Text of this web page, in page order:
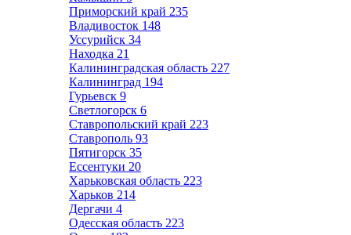
Приморский край 235
Владивосток 148
Уссурийск 34
Находка 21
Калининградская область 227
Калининград 194
Гурьевск 9
Светлогорск 6
Ставропольский край 223
Ставрополь 93
Пятигорск 35
Ессентуки 20
Харьковская область 223
Харьков 214
Дергачи 4
Одесская область 223